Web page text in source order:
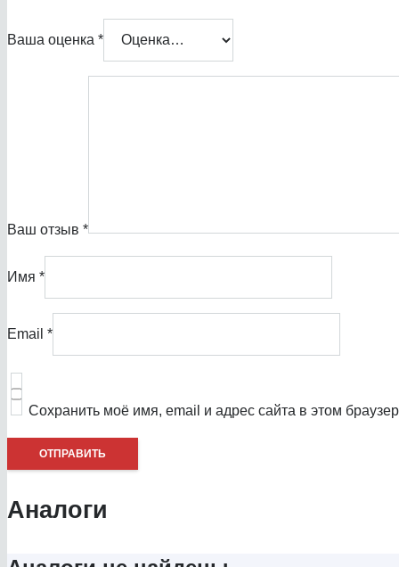
Ваша оценка *
Ваш отзыв *
Имя *
Email *
Сохранить моё имя, email и адрес сайта в этом
Аналоги